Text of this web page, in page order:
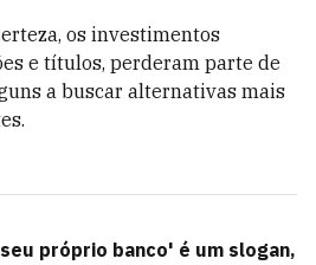
os investimentos
e títulos, perderam parte de
a buscar alternativas mais
próprio banco' é um slogan,